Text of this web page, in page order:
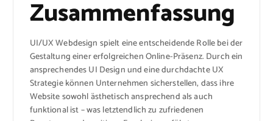
Zusammenfassung
UI/UX Webdesign spielt eine entscheidende Rolle bei der
Gestaltung einer erfolgreichen Online-Präsenz. Durch ein
ansprechendes UI Design und eine durchdachte UX
Strategie können Unternehmen sicherstellen, dass ihre
Website sowohl ästhetisch ansprechend als auch
funktional ist – was letztendlich zu zufriedenen